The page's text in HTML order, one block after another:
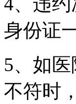
身份证
5、如
不符时